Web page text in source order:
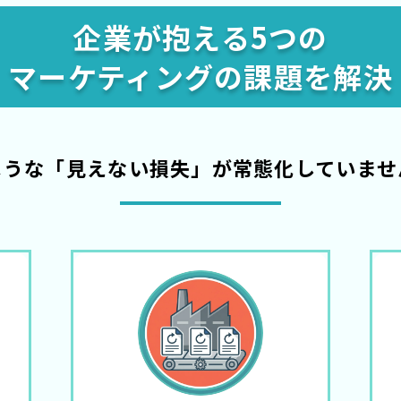
企業が抱える5つの
マーケティングの課題を解決
な「見えない損失」が常態化していま